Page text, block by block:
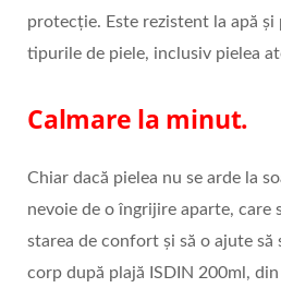
protecție. Este rezistent la apă
tipurile de piele, inclusiv pielea
Calmare la minut.
Chiar dacă pielea nu se arde la
nevoie de o îngrijire aparte, care
starea de confort și să o ajute să
corp după plajă ISDIN 200ml, din